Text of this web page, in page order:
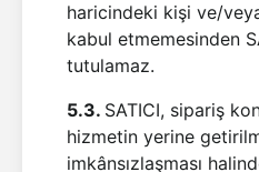
haricindeki kişi ve/
kabul etmemesinden
tutulamaz.
5.3. SATICI, sipariş
hizmetin yerine
imkânsızlaşması